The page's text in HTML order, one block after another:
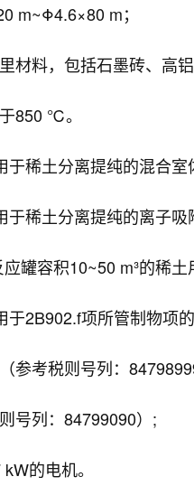
m~Φ4.6×80 m；
材料，包括石墨砖、高
850 ℃。
于稀土分离提纯的混合
于稀土分离提纯的离子
应罐容积10~50 m³的稀
于2B902.f项所管制物项
参考税则号列：
号列：84799090）;
的电机。